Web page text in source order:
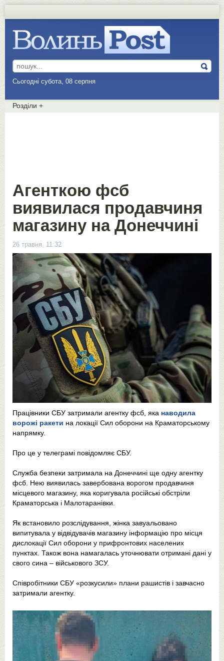
Сьогодні субота, 08 серпня
Розділи +
Агенткою фсб
виявилася продавчиня
магазину на Донеччині
26 травня, 11:32
Працівники СБУ затримали агентку фсб, яка наводила
ворожі ракети на локації Сил оборони на Краматорському
напрямку.
Про це у телеграмі повідомляє СБУ.
Служба безпеки затримала на Донеччині ще одну агентку
фсб. Нею виявилась завербована ворогом продавчиня
місцевого магазину, яка коригувала російські обстріли
Краматорська і Малотаранівки.
Як встановило розслідування, жінка завуальовано
випитувала у відвідувачів магазину інформацію про місця
дислокації Сил оборони у прифронтових населених
пунктах. Також вона намагалась уточнювати отримані дані у
свого сина – військового ЗСУ.
Співробітники СБУ «розкусили» плани рашистів і завчасно
затримали агентку.